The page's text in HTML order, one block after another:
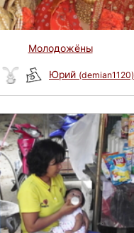
Молодожёны
Юрий (demian1120)